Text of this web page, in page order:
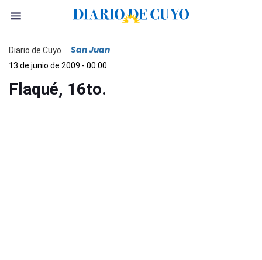
Diario de Cuyo San Juan
13 de junio de 2009 - 00:00
Flaqué, 16to.